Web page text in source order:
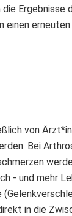
einen
von
Bei
- und mehr
in die